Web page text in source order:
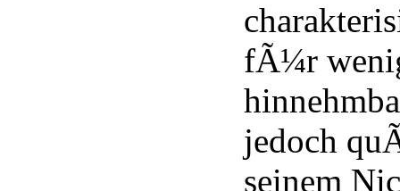
fÃ¼r
jedoch
seinem